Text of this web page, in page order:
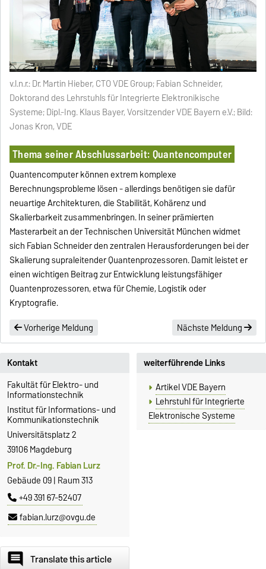
v.l.n.r.: Dr. Martin Hieber, CTO VDE Group; Fabian Schneider,
Doktorand des Lehrstuhls für Integrierte Elektronikische
Systeme; Dipl.-Ing. Klaus Bayer, Vorsitzender VDE Bayern e.V.; Bild:
Jonas Kron, VDE
Thema seiner Abschlussarbeit: Quantencomputer
Quantencomputer können extrem komplexe
Berechnungsprobleme lösen - allerdings benötigen sie dafür
neuartige Architekturen, die Stabilität, Kohärenz und
Skalierbarkeit zusammenbringen. In seiner prämierten
Masterarbeit an der Technischen Universität München widmet
sich Fabian Schneider den zentralen Herausforderungen bei der
Skalierung supraleitender Quantenprozessoren. Damit leistet er
einen wichtigen Beitrag zur Entwicklung leistungsfähiger
Quantenprozessoren, etwa für Chemie, Logistik oder
Kryptografie.
Vorherige Meldung
Nächste Meldung
Kontakt
Fakultät für Elektro- und
Informationstechnik
Institut für Informations- und
Kommunikationstechnik
Universitätsplatz 2
39106 Magdeburg
Prof. Dr.-Ing. Fabian Lurz
Gebäude 09 | Raum 313
+49 391 67-52407
fabian.lurz@ovgu.de
weiterführende Links
Artikel VDE Bayern
Lehrstuhl für Integrierte
Elektronische Systeme
comment Translate this article